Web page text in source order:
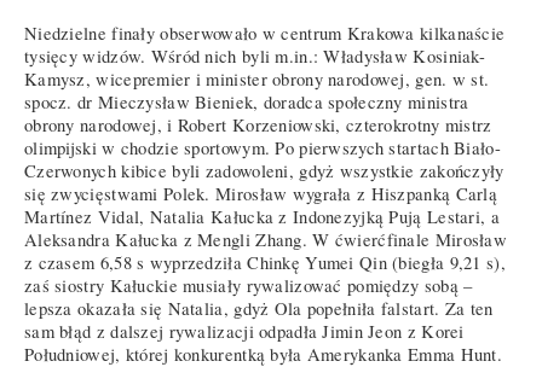
Niedzielne finały obserwowało w centrum Krakowa kilkanaście
tysięcy widzów. Wśród nich byli m.in.: Władysław Kosiniak-
Kamysz, wicepremier i minister obrony narodowej, gen. w st.
spocz. dr Mieczysław Bieniek, doradca społeczny ministra
obrony narodowej, i Robert Korzeniowski, czterokrotny mistrz
olimpijski w chodzie sportowym. Po pierwszych startach Biało-
Czerwonych kibice byli zadowoleni, gdyż wszystkie zakończyły
się zwycięstwami Polek. Mirosław wygrała z Hiszpanką Carlą
Martínez Vidal, Natalia Kałucka z Indonezyjką Pują Lestari, a
Aleksandra Kałucka z Mengli Zhang. W ćwierćfinale Mirosław
z czasem 6,58 s wyprzedziła Chinkę Yumei Qin (biegła 9,21 s),
zaś siostry Kałuckie musiały rywalizować pomiędzy sobą –
lepsza okazała się Natalia, gdyż Ola popełniła falstart. Za ten
sam błąd z dalszej rywalizacji odpadła Jimin Jeon z Korei
Południowej, której konkurentką była Amerykanka Emma Hunt.